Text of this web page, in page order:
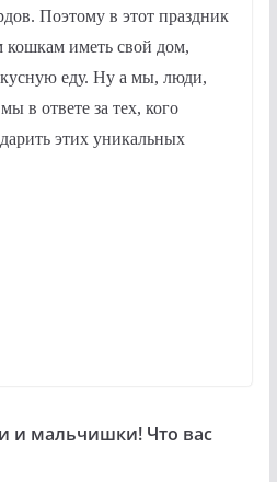
Поэтому в этот праздник
кошкам иметь свой дом,
еду. Ну а мы, люди,
в ответе за тех, кого
этих уникальных
и мальчишки! Что вас